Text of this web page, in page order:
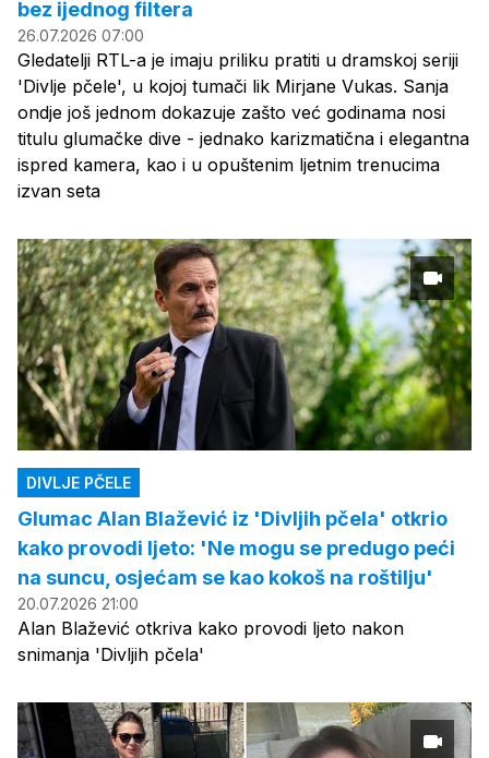
bez ijednog filtera
26.07.2026 07:00
Gledatelji RTL-a je imaju priliku pratiti u dramskoj seriji
'Divlje pčele', u kojoj tumači lik Mirjane Vukas. Sanja
ondje još jednom dokazuje zašto već godinama nosi
titulu glumačke dive - jednako karizmatična i elegantna
ispred kamera, kao i u opuštenim ljetnim trenucima
izvan seta
DIVLJE PČELE
Glumac Alan Blažević iz 'Divljih pčela' otkrio
kako provodi ljeto: 'Ne mogu se predugo peći
na suncu, osjećam se kao kokoš na roštilju'
20.07.2026 21:00
Alan Blažević otkriva kako provodi ljeto nakon
snimanja 'Divljih pčela'